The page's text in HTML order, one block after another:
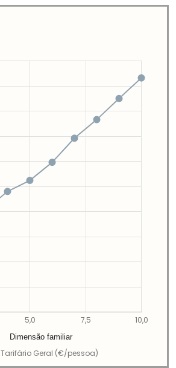
Tarifário Geral (€/pessoa)
5,0 7,5 10,0
Dimensão familiar